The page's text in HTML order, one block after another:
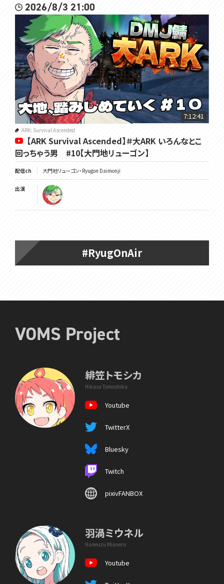
2026/8/3 21:00
7:12:41
ARK: Survival Ascended
【ARK Survival Ascended】＃大ARK いろんなとこ
回っちゃう男 #10【大門地リューゴン】
配信ch 大門地リューゴン・Ryugon Daimonji
出演
#RyugOnAir
VOMS Project
緋笠トモシカ
Hikasa Tomoshika
Youtube
TwitterX
Bluesky
Twitch
pixivFANBOX
羽渦ミウネル
Haneuzu Miuneru
Youtube